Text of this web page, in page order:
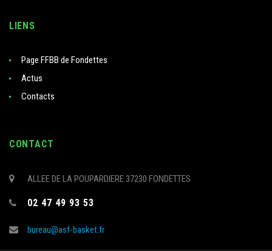
LIENS
Page FFBB de Fondettes
Actus
Contacts
CONTACT
ALLEE DE LA POUPARDIERE 37230 FONDETTES
02 47 49 93 53
bureau@asf-basket.fr